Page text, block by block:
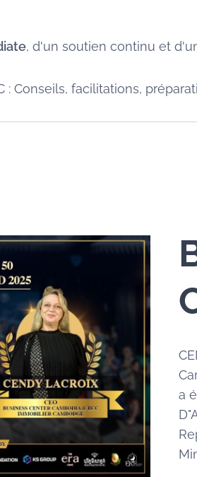
, d'un soutien continu et
Conseils, facilitations,
a